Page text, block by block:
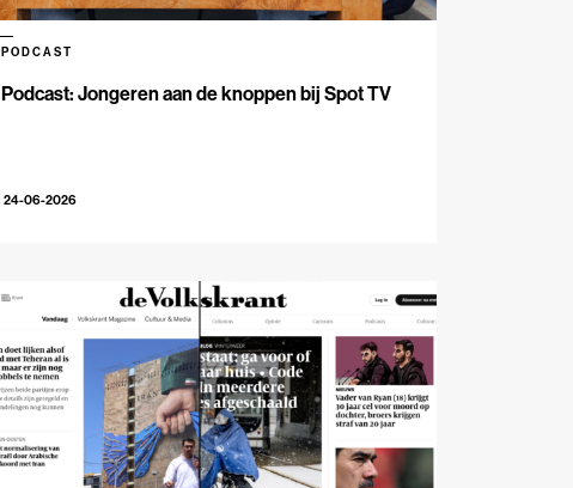
Podcast: Jongeren aan de knoppen bij Spot TV
PODCAST
24-06-2026